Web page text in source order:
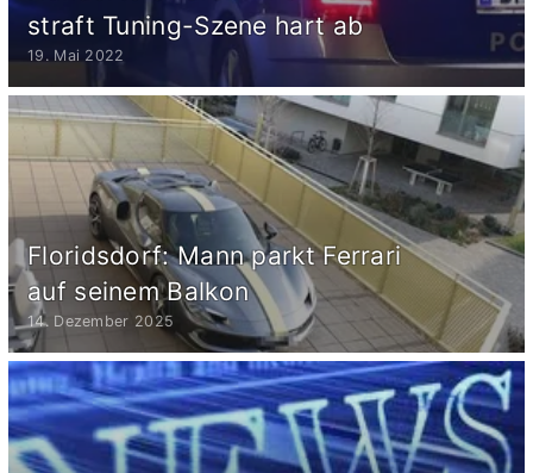
straft Tuning-Szene hart ab
19. Mai 2022
Floridsdorf: Mann parkt Ferrari
auf seinem Balkon
14. Dezember 2025